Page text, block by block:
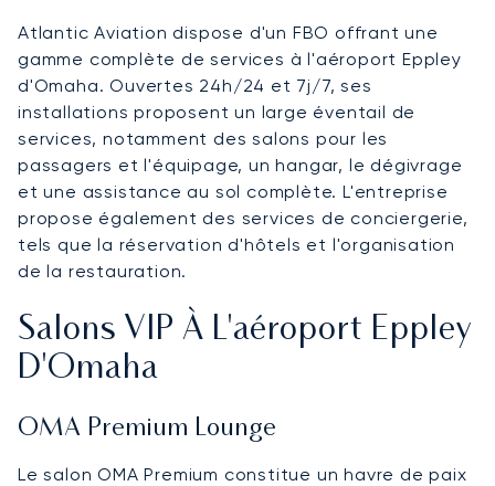
Atlantic Aviation dispose d'un FBO offrant une
gamme complète de services à l'aéroport Eppley
d'Omaha. Ouvertes 24h/24 et 7j/7, ses
installations proposent un large éventail de
services, notamment des salons pour les
passagers et l'équipage, un hangar, le dégivrage
et une assistance au sol complète. L'entreprise
propose également des services de conciergerie,
tels que la réservation d'hôtels et l'organisation
de la restauration.
Salons VIP À L'aéroport Eppley
D'Omaha
OMA Premium Lounge
Le salon OMA Premium constitue un havre de paix